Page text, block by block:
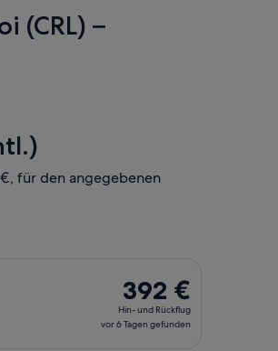
(CRL) –
für den angegebenen
392 €
Hin-
und
392 €
Hin- und Rückflug
vor 6 Tagen gefunden